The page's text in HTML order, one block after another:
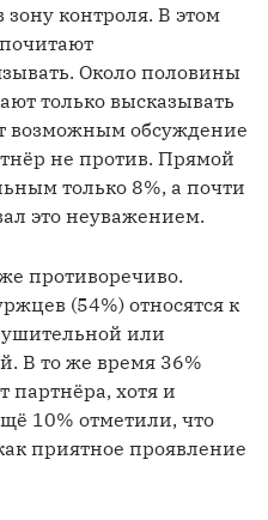
контроля. В этом
Около половины
только высказывать
возможным обсуждение
не против. Прямой
только 8%, а почти
это неуважением.
противоречиво.
(54%) относятся к
или
В то же время 36%
партнёра, хотя и
10% отметили, что
приятное проявление